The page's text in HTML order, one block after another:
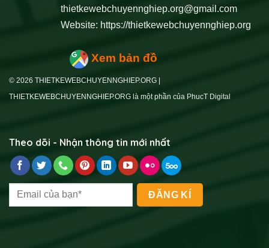
thietkewebchuyennghiep.org@gmail.com
Website: https://thietkewebchuyennghiep.org
Xem bản đồ
© 2026 THIETKEWEBCHUYENNGHIEP.ORG |
THIETKEWEBCHUYENNGHIEP.ORG là một phần của PhucT Digital
Theo dõi - Nhận thông tin mới nhất